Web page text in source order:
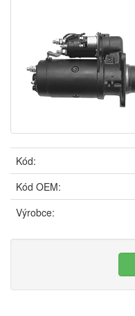
Kód:
Kód OEM:
Výrobce: